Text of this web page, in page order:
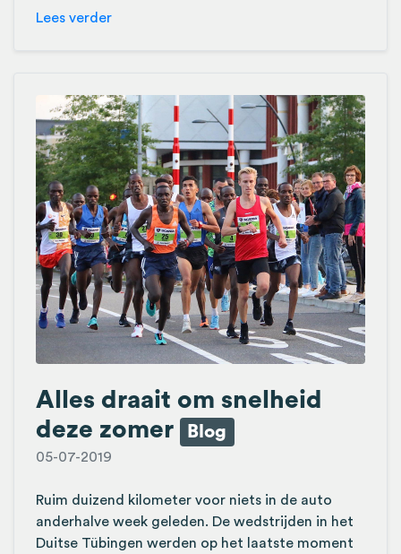
Lees verder
Alles draait om snelheid
deze zomer
Blog
05-07-2019
Ruim duizend kilometer voor niets in de auto
anderhalve week geleden. De wedstrijden in het
Duitse Tübingen werden op het laatste moment